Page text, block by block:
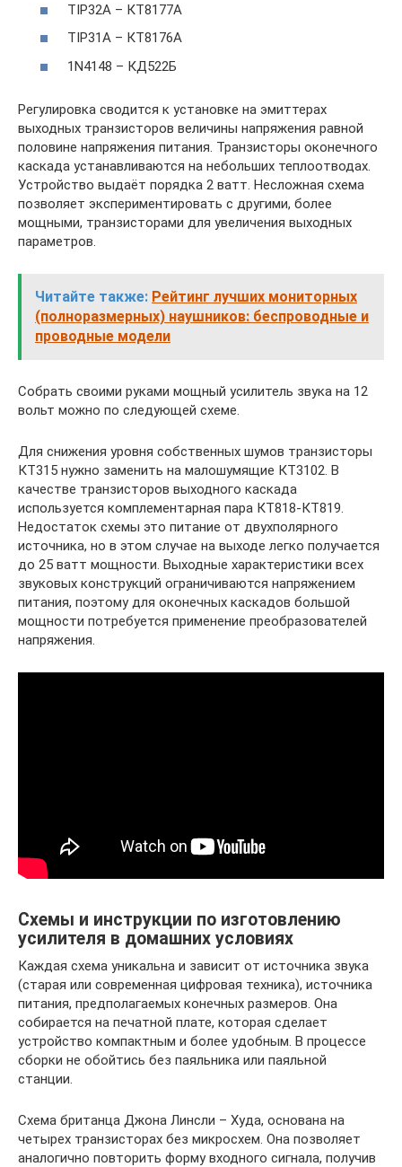
TIP32A – КТ8177А
TIP31A – КТ8176А
1N4148 – КД522Б
Регулировка сводится к установке на эмиттерах
выходных транзисторов величины напряжения равной
половине напряжения питания. Транзисторы оконечного
каскада устанавливаются на небольших теплоотводах.
Устройство выдаёт порядка 2 ватт. Несложная схема
позволяет экспериментировать с другими, более
мощными, транзисторами для увеличения выходных
параметров.
Читайте также: Рейтинг лучших мониторных
(полноразмерных) наушников: беспроводные и
проводные модели
Собрать своими руками мощный усилитель звука на 12
вольт можно по следующей схеме.
Для снижения уровня собственных шумов транзисторы
КТ315 нужно заменить на малошумящие КТ3102. В
качестве транзисторов выходного каскада
используется комплементарная пара КТ818-КТ819.
Недостаток схемы это питание от двухполярного
источника, но в этом случае на выходе легко получается
до 25 ватт мощности. Выходные характеристики всех
звуковых конструкций ограничиваются напряжением
питания, поэтому для оконечных каскадов большой
мощности потребуется применение преобразователей
напряжения.
Схемы и инструкции по изготовлению
усилителя в домашних условиях
Каждая схема уникальна и зависит от источника звука
(старая или современная цифровая техника), источника
питания, предполагаемых конечных размеров. Она
собирается на печатной плате, которая сделает
устройство компактным и более удобным. В процессе
сборки не обойтись без паяльника или паяльной
станции.
Схема британца Джона Линсли – Худа, основана на
четырех транзисторах без микросхем. Она позволяет
аналогично повторить форму входного сигнала, получив